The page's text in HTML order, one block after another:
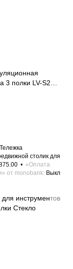
3 полки LV-S2
Тележка
столик для
«Оплата
от monobank Выкл